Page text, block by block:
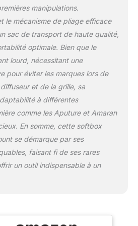
disposez de plus
d'espace pour la
Compatibilité Universelle
: Simplifiez votre
équipement avec la
monture universelle
Bowens, rendant le Light
Dome Mini III compatible
avec les équipements
Aputure et Amaran.
Compatible avec les
séries amaran
60/100/200, amaran
150c/300c et LS 300.
Maîtrisez le Contrôle
manipulations.
le mécanisme de pliage efficace
sac de transport de haute qualité,
optimale. Bien que le
lourd, nécessitant une
pour éviter les marques lors de
et de la grille, sa
à différentes
comme les Aputure et Amaran
En somme, cette softbox
se démarque par ses
faisant fi de ses rares
un outil indispensable à un